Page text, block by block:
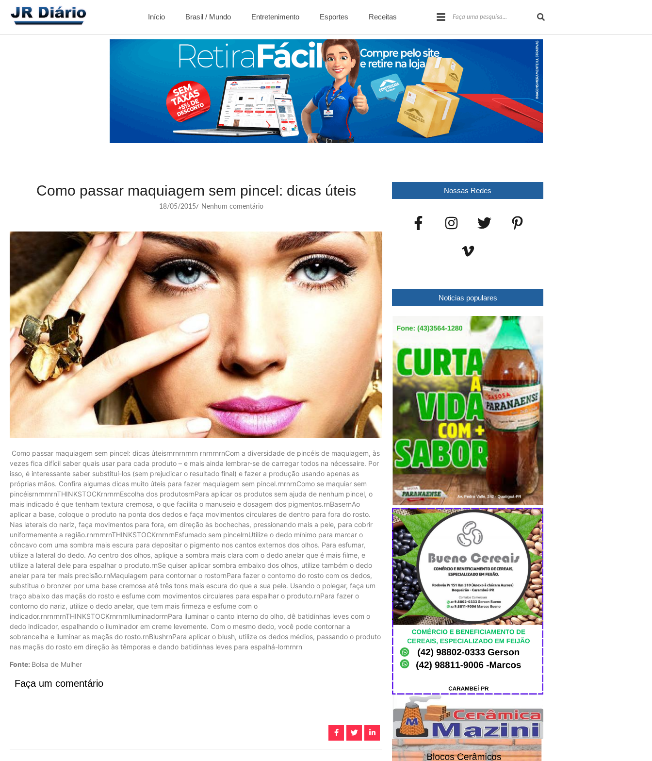
Início Brasil / Mundo Entretenimento Esportes Receitas
Como passar maquiagem sem pincel: dicas úteis
18/05/2015/ Nenhum comentário
Como passar maquiagem sem pincel: dicas úteisrnrnrnrnrn rnrnrnrnCom a diversidade de pincéis de maquiagem, às
vezes fica difícil saber quais usar para cada produto – e mais ainda lembrar-se de carregar todos na nécessaire. Por
isso, é interessante saber substituí-los (sem prejudicar o resultado final) e fazer a produção usando apenas as
próprias mãos. Confira algumas dicas muito úteis para fazer maquiagem sem pincel.rnrnrnComo se maquiar sem
pincéisrnrnrnrnTHINKSTOCKrnrnrnEscolha dos produtosrnPara aplicar os produtos sem ajuda de nenhum pincel, o
mais indicado é que tenham textura cremosa, o que facilita o manuseio e dosagem dos pigmentos.rnBasernAo
aplicar a base, coloque o produto na ponta dos dedos e faça movimentos circulares de dentro para fora do rosto.
Nas laterais do nariz, faça movimentos para fora, em direção às bochechas, pressionando mais a pele, para cobrir
uniformemente a região.rnrnrnrnTHINKSTOCKrnrnrnEsfumado sem pincelrnUtilize o dedo mínimo para marcar o
côncavo com uma sombra mais escura para depositar o pigmento nos cantos externos dos olhos. Para esfumar,
utilize a lateral do dedo. Ao centro dos olhos, aplique a sombra mais clara com o dedo anelar que é mais filme, e
utilize a lateral dele para espalhar o produto.rnSe quiser aplicar sombra embaixo dos olhos, utilize também o dedo
anelar para ter mais precisão.rnMaquiagem para contornar o rostornPara fazer o contorno do rosto com os dedos,
substitua o bronzer por uma base cremosa até três tons mais escura do que a sua pele. Usando o polegar, faça um
traço abaixo das maçãs do rosto e esfume com movimentos circulares para espalhar o produto.rnPara fazer o
contorno do nariz, utilize o dedo anelar, que tem mais firmeza e esfume com o
indicador.rnrnrnrnTHINKSTOCKrnrnrnIluminadorrnPara iluminar o canto interno do olho, dê batidinhas leves com o
dedo indicador, espalhando o iluminador em creme levemente. Com o mesmo dedo, você pode contornar a
sobrancelha e iluminar as maçãs do rosto.rnBlushrnPara aplicar o blush, utilize os dedos médios, passando o produto
nas maçãs do rosto em direção às têmporas e dando batidinhas leves para espalhá-lornrnrn
Fonte: Bolsa de Mulher
Faça um comentário
Nossas Redes
Noticias populares